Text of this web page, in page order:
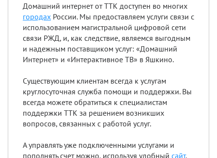
Домашний интернет от ТТК доступен во многих
городах России. Мы предоставляем услуги связи с
использованием магистральной цифровой сети
связи РЖД, и, как следствие, являемся выгодным
и надежным поставщиком услуг: «Домашний
Интернет» и «Интерактивное ТВ» в Яшкино.
Существующим клиентам всегда к услугам
круглосуточная служба помощи и поддержки. Вы
всегда можете обратиться к специалистам
поддержки ТТК за решением возникших
вопросов, связанных с работой услуг.
А управлять уже подключенными услугами и
пополнять счет можно, используя удобный сайт.